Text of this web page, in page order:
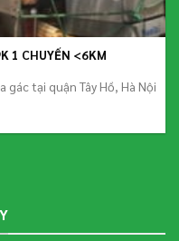
1 CHUYẾN <6KM
gác tại quận Tây Hồ, Hà Nội